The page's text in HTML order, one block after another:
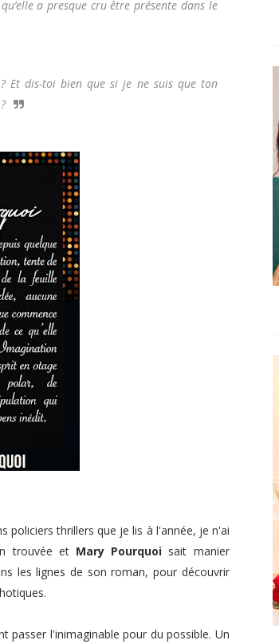
a presque cru être présente dans le
Et dis-toi bien que si je ne suis que ton
policiers thrillers que je lis à l'année, je n'ai
trouvée et Mary Pourquoi sait manier
les lignes de son roman, pour découvrir
passer l'inimaginable pour du possible. Un